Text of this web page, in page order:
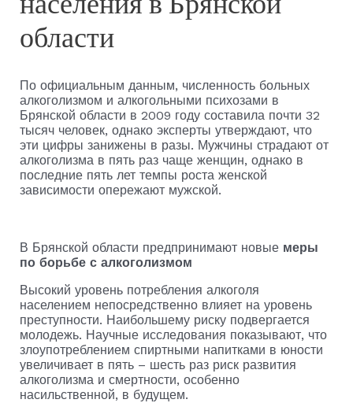
области
По официальным данным, численность больных
алкоголизмом и алкогольными психозами в
Брянской области в 2009 году составила почти 32
тысяч человек, однако эксперты утверждают, что
эти цифры занижены в разы. Мужчины страдают от
алкоголизма в пять раз чаще женщин, однако в
последние пять лет темпы роста женской
зависимости опережают мужской.
В Брянской области предпринимают новые меры
по борьбе с алкоголизмом
Высокий уровень потребления алкоголя
населением непосредственно влияет на уровень
преступности. Наибольшему риску подвергается
молодежь. Научные исследования показывают, что
злоупотреблением спиртными напитками в юности
увеличивает в пять – шесть раз риск развития
алкоголизма и смертности, особенно
насильственной, в будущем.